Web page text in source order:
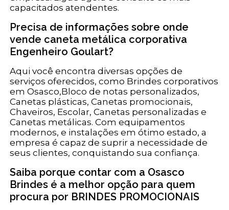
capacitados atendentes.
Precisa de informações sobre onde
vende caneta metálica corporativa
Engenheiro Goulart?
Aqui você encontra diversas opções de
serviços oferecidos, como Brindes corporativos
em Osasco,Bloco de notas personalizados,
Canetas plásticas, Canetas promocionais,
Chaveiros, Escolar, Canetas personalizadas e
Canetas metálicas. Com equipamentos
modernos, e instalações em ótimo estado, a
empresa é capaz de suprir a necessidade de
seus clientes, conquistando sua confiança.
Saiba porque contar com a Osasco
Brindes é a melhor opção para quem
procura por BRINDES PROMOCIONAIS